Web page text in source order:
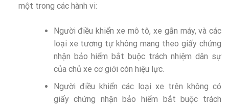
một trong các hành vi:
Người điều khiển xe mô tô, xe gắn máy, và các
loại xe tương tự không mang theo giấy chứng
nhận bảo hiểm bắt buộc trách nhiệm dân sự
của chủ xe cơ giới còn hiệu lực.
Người điều khiển các loại xe trên không có
giấy chứng nhận bảo hiểm bắt buộc trách